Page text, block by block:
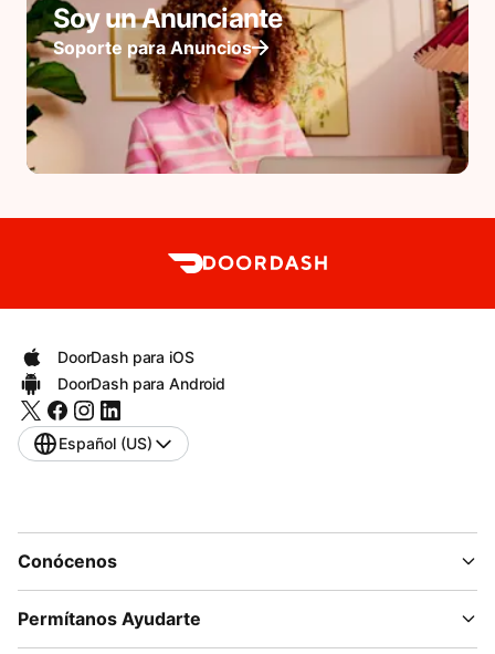
Soy un Anunciante
Soporte para Anuncios
DoorDash para iOS
DoorDash para Android
Español (US)
Conócenos
Permítanos Ayudarte